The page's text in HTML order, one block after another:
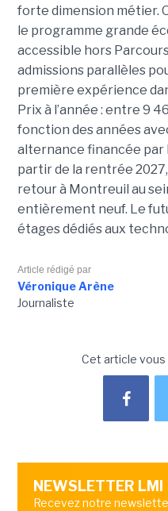
forte dimension métier.
le programme grande
accessible hors
admissions parallèles
première expérience
Prix à l’année : entre 9
fonction des années
alternance financée par
partir de la rentrée
retour à Montreuil au
entièrement neuf. Le
étages dédiés aux
Article rédigé par
Véronique Arène
Journaliste
Cet article vous
NEWSLETTER LMI
Recevez notre